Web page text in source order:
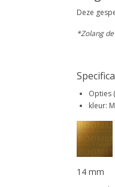
Deze
*Zolang
Opties
kleur:
14 mm